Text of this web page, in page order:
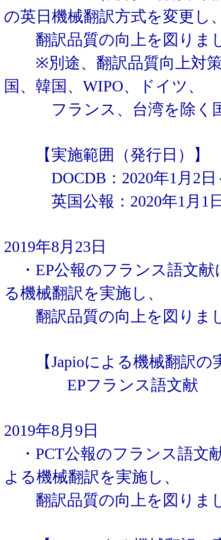
の英日機械翻訳方式を変更し
翻訳品質の向上を図りま
※別途、翻訳品質向上対策
国、韓国、WIPO、ドイツ、
フランス、台湾を除く国/
【実施範囲（発行日）】
DOCDB：2020年1月2日
英国公報：2020年1月1
2019年8月23日
・EP公報のフランス語文献
る機械翻訳を実施し、
翻訳品質の向上を図りま
【Japioによる機械翻訳の
EPフランス語文献 ：
2019年8月9日
・PCT公報のフランス語文
よる機械翻訳を実施し、
翻訳品質の向上を図りま